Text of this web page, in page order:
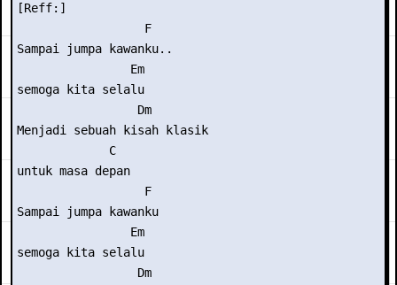
[Reff:]
                  F
Sampai jumpa kawanku..
                Em
semoga kita selalu
                 Dm
Menjadi sebuah kisah klasik
             C
untuk masa depan
                  F
Sampai jumpa kawanku
                Em
semoga kita selalu
                 Dm